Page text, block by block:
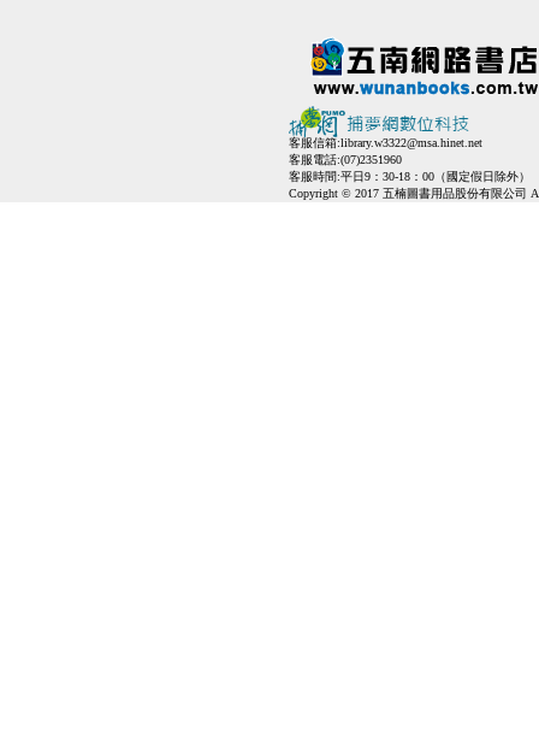
客服信箱:library.w3322@msa.hinet.net
客服電話:(07)2351960
客服時間:平日9：30-18：00（國定假日除外）
Copyright © 2017 五楠圖書用品股份有限公司